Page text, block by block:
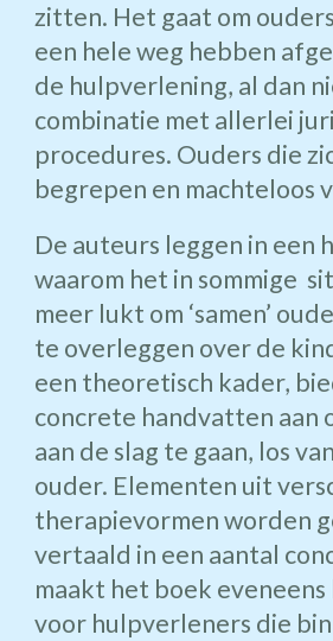
zitten. Het gaat om
een hele weg hebben
de hulpverlening, al dan
combinatie met allerlei
procedures. Ouders die
begrepen en machteloos
De auteurs leggen in een
waarom het in sommige
meer lukt om ‘samen’
te overleggen over de
een theoretisch kader,
concrete handvatten aan
aan de slag te gaan, los
ouder. Elementen uit
therapievormen worden
vertaald in een aantal
maakt het boek
voor hulpverleners die